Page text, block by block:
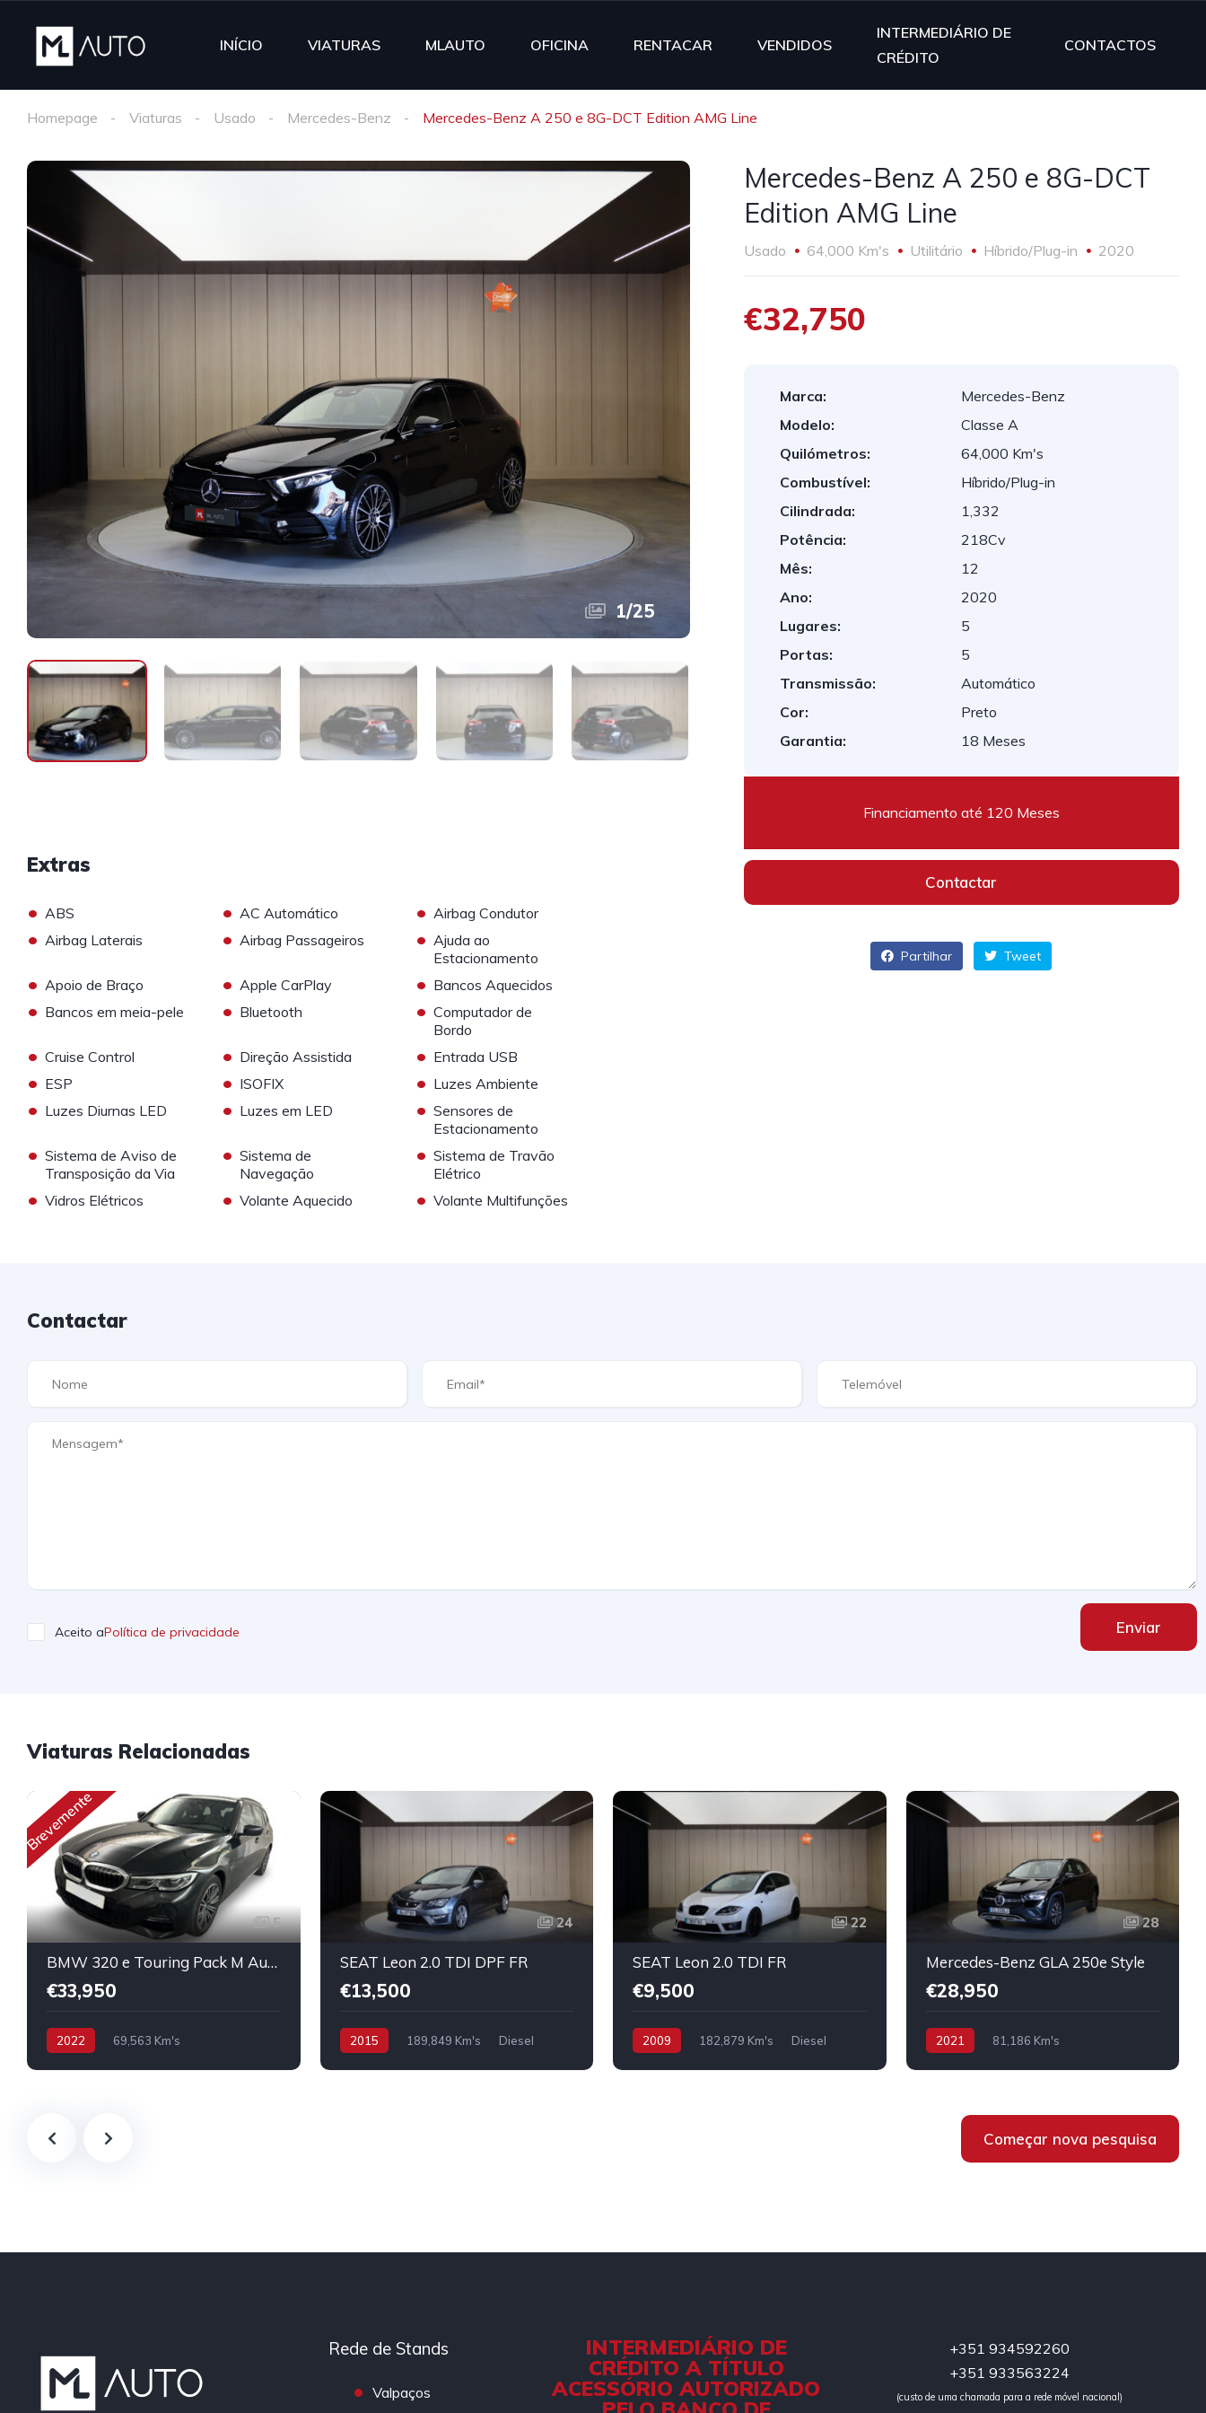
INÍCIO VIATURAS MLAUTO OFICINA RENTACAR VENDIDOS
INTERMEDIÁRIO DE
CRÉDITO
CONTACTOS
Homepage Viaturas Usado Mercedes-Benz Mercedes-Benz A 250 e 8G-DCT Edition AMG Line
1/25
Extras
• ABS • AC Automático • Airbag Condutor
• Airbag Laterais • Airbag Passageiros • Ajuda ao
Estacionamento
• Apoio de Braço • Apple CarPlay • Bancos Aquecidos
• Bancos em meia-pele • Bluetooth • Computador de
Bordo
• Cruise Control • Direção Assistida • Entrada USB
• ESP • ISOFIX • Luzes Ambiente
• Luzes Diurnas LED • Luzes em LED • Sensores de
Estacionamento
• Sistema de Aviso de
Transposição da Via
• Sistema de
Navegação
• Sistema de Travão
Elétrico
• Vidros Elétricos • Volante Aquecido • Volante Multifunções
Mercedes-Benz A 250 e 8G-DCT
Edition AMG Line
Usado 64,000 Km's Utilitário Híbrido/Plug-in 2020
€32,750
Marca:
Mercedes-Benz
Modelo:
Classe A
Quilómetros:
64,000 Km's
Combustível:
Híbrido/Plug-in
Cilindrada:
1,332
Potência:
218Cv
Mês:
12
Ano:
2020
Lugares:
5
Portas:
5
Transmissão:
Automático
Cor:
Preto
Garantia:
18 Meses
Financiamento até 120 Meses
Contactar
Partilhar Tweet
Contactar
Aceito aPolítica de privacidade Enviar
Viaturas Relacionadas
Brevemente
5
BMW 320 e Touring Pack M Auto
€33,950
2022
69,563 Km's
24
SEAT Leon 2.0 TDI DPF FR
€13,500
2015 189,849 Km's Diesel
22
SEAT Leon 2.0 TDI FR
€9,500
2009 182,879 Km's Diesel
28
Mercedes-Benz GLA 250e Style
€28,950
2021
81,186 Km's
Começar nova pesquisa
Rede de Stands
Valpaços
INTERMEDIÁRIO DE
CRÉDITO A TÍTULO
ACESSÓRIO AUTORIZADO
+351 934592260
+351 933563224
(custo de uma chamada para a rede móvel nacional)